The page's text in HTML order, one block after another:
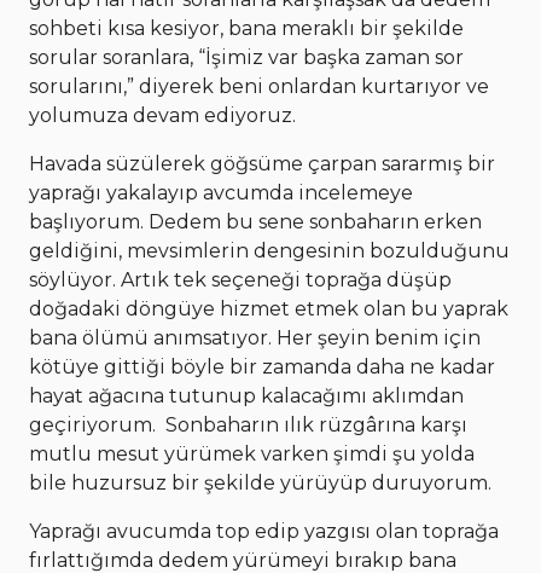
sohbeti kısa kesiyor, bana meraklı bir şekilde
sorular soranlara, “İşimiz var başka zaman sor
sorularını,” diyerek beni onlardan kurtarıyor ve
yolumuza devam ediyoruz.
Havada süzülerek göğsüme çarpan sararmış bir
yaprağı yakalayıp avcumda incelemeye
başlıyorum. Dedem bu sene sonbaharın erken
geldiğini, mevsimlerin dengesinin bozulduğunu
söylüyor. Artık tek seçeneği toprağa düşüp
doğadaki döngüye hizmet etmek olan bu yaprak
bana ölümü anımsatıyor. Her şeyin benim için
kötüye gittiği böyle bir zamanda daha ne kadar
hayat ağacına tutunup kalacağımı aklımdan
geçiriyorum. Sonbaharın ılık rüzgârına karşı
mutlu mesut yürümek varken şimdi şu yolda
bile huzursuz bir şekilde yürüyüp duruyorum.
Yaprağı avucumda top edip yazgısı olan toprağa
fırlattığımda dedem yürümeyi bırakıp bana